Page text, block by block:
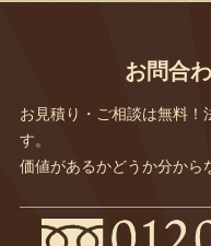
お問合
お見積り・ご相談は無料！
す。
価値があるかどうか分から